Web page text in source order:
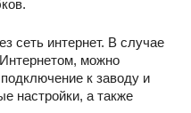
сеть интернет. В случае
можно
к заводу и
настройки, а также